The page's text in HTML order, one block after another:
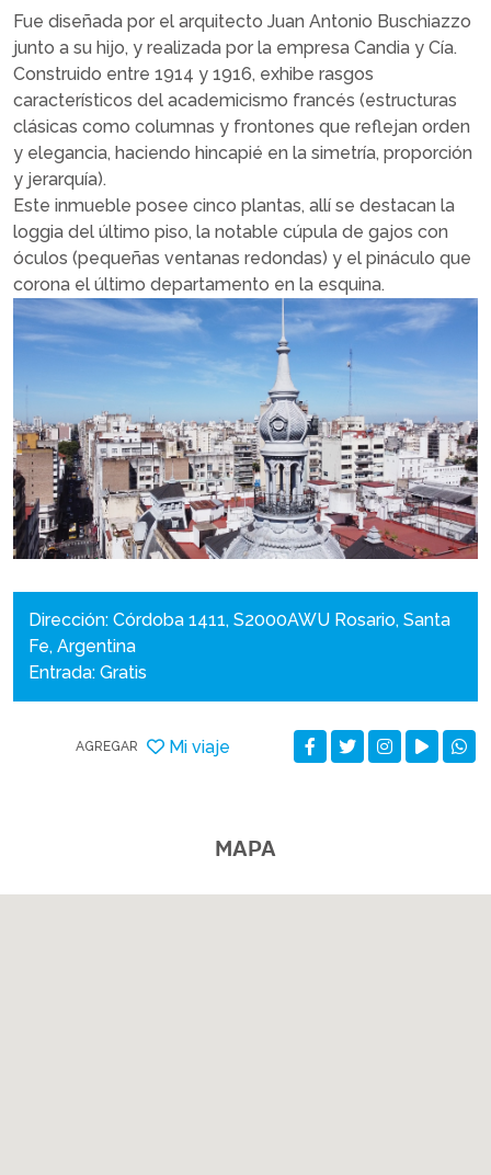
Fue diseñada por el arquitecto Juan Antonio Buschiazzo
junto a su hijo, y realizada por la empresa Candia y Cía.
Construido entre 1914 y 1916, exhibe rasgos
característicos del academicismo francés (estructuras
clásicas como columnas y frontones que reflejan orden
y elegancia, haciendo hincapié en la simetría, proporción
y jerarquía).
Este inmueble posee cinco plantas, allí se destacan la
loggia del último piso, la notable cúpula de gajos con
óculos (pequeñas ventanas redondas) y el pináculo que
corona el último departamento en la esquina.
Dirección: Córdoba 1411, S2000AWU Rosario, Santa
Fe, Argentina
Entrada: Gratis
AGREGAR Mi viaje
MAPA